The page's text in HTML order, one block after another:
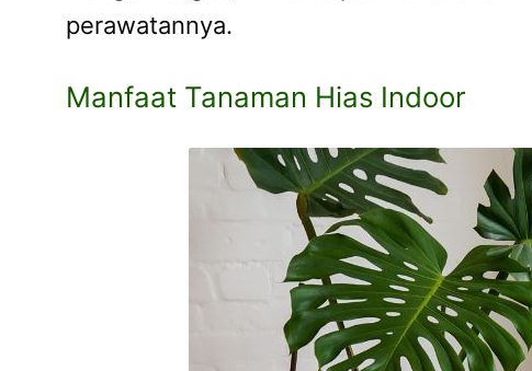
perawatannya.
Manfaat Tanaman Hias Indoor